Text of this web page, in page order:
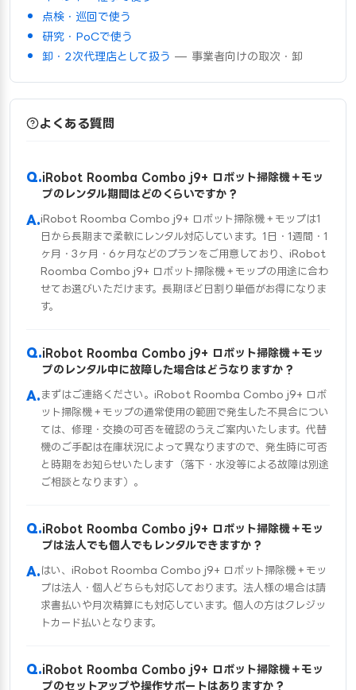
点検・巡回で使う
研究・PoCで使う
卸・2次代理店として扱う — 事業者向けの取次・卸
よくある質問
iRobot Roomba Combo j9+ ロボット掃除機＋モッ
プのレンタル期間はどのくらいですか？
iRobot Roomba Combo j9+ ロボット掃除機＋モップは1
日から長期まで柔軟にレンタル対応しています。1日・1週間・1
ヶ月・3ヶ月・6ヶ月などのプランをご用意しており、iRobot
Roomba Combo j9+ ロボット掃除機＋モップの用途に合わ
せてお選びいただけます。長期ほど日割り単価がお得になりま
す。
iRobot Roomba Combo j9+ ロボット掃除機＋モッ
プのレンタル中に故障した場合はどうなりますか？
まずはご連絡ください。iRobot Roomba Combo j9+ ロボ
ット掃除機＋モップの通常使用の範囲で発生した不具合につい
ては、修理・交換の可否を確認のうえご案内いたします。代替
機のご手配は在庫状況によって異なりますので、発生時に可否
と時期をお知らせいたします（落下・水没等による故障は別途
ご相談となります）。
iRobot Roomba Combo j9+ ロボット掃除機＋モッ
プは法人でも個人でもレンタルできますか？
はい、iRobot Roomba Combo j9+ ロボット掃除機＋モッ
プは法人・個人どちらも対応しております。法人様の場合は請
求書払いや月次精算にも対応しています。個人の方はクレジッ
トカード払いとなります。
iRobot Roomba Combo j9+ ロボット掃除機＋モッ
プのセットアップや操作サポートはありますか？